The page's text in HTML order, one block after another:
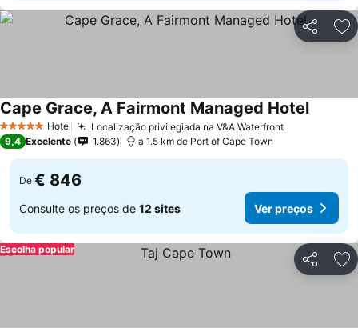
Partilhar
5 Estrelas Hotel Localização privilegiada na V&A Waterfront
Cape Grace, A Fairmont Managed Hotel
9,4 Excelente 1.863 a 1.5 km de Port of Cape Town
De € 846
Consulte os preços de 12 sites Ver preços
Partilhar
Escolha popular